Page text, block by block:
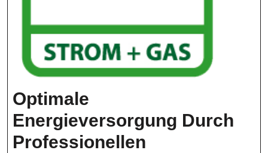
Optimale
Energieversorgung Durch
Professionellen